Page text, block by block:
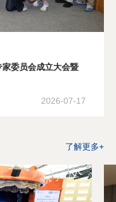
委员会成立大会暨
2026-07-17
了解更多+